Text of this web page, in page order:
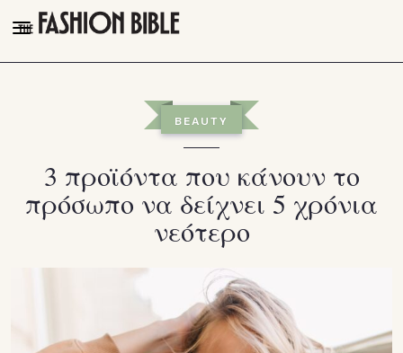
THE FASHION BIBLE
TALK OF THE TOWN
PLEASURES
Instagram
BEAUTY
3 προϊόντα που κάνουν το
πρόσωπο να δείχνει 5 χρόνια
νεότερο